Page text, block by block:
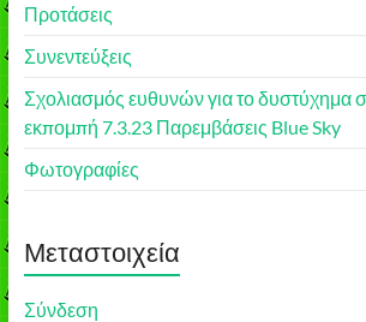
Προτάσεις
Συνεντεύξεις
Σχολιασμός ευθυνών για το δυστύχημα
εκπομπή 7.3.23 Παρεμβάσεις Blue Sky
Φωτογραφίες
Μεταστοιχεία
Σύνδεση